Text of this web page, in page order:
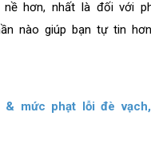
hơn, nhất là đối với
nào giúp bạn tự tin
mức phạt lỗi đè